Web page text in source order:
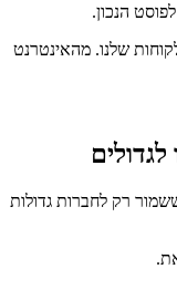
הנכון.
שלנו. מהאינטרנט
רק לחברות גדולות